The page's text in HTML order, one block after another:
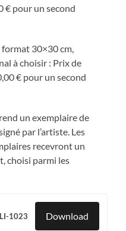
€ pour un second
format 30×30 cm,
à choisir : Prix de
€ pour un second
un exemplaire de
par l’artiste. Les
recevront un
choisi parmi les
1023 Download